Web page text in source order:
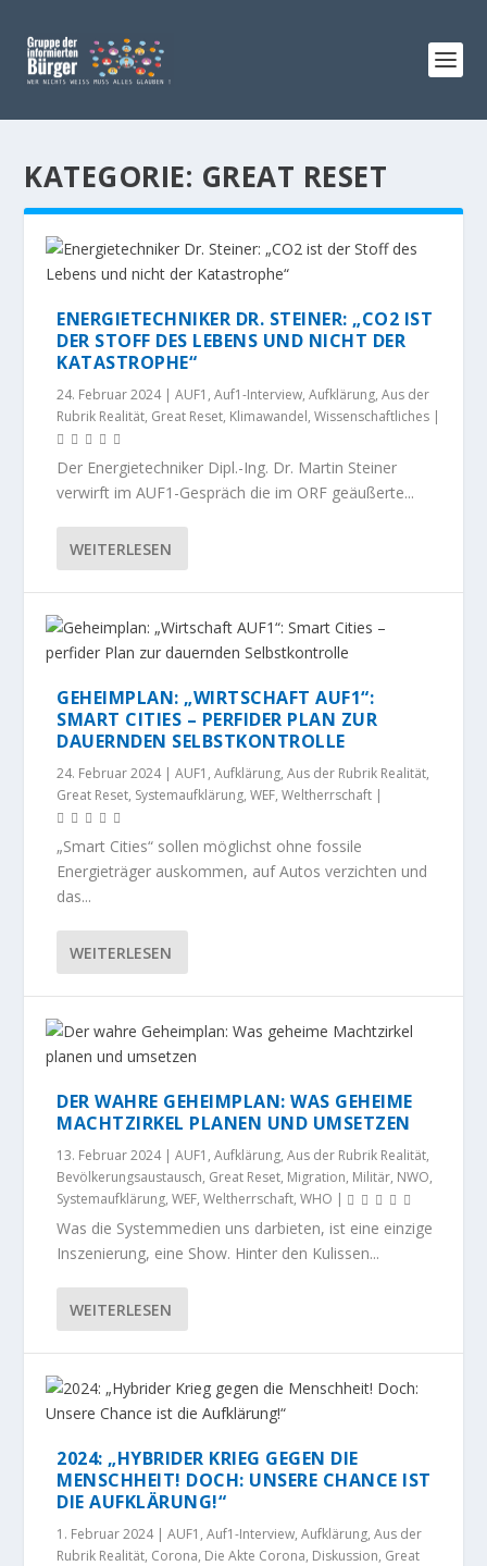
KATEGORIE: GREAT RESET
ENERGIETECHNIKER DR. STEINER: „CO2 IST
DER STOFF DES LEBENS UND NICHT DER
KATASTROPHE“
24. Februar 2024|AUF1 ,Auf1-Interview,Aufklärung,Aus der
Rubrik Realität, Great Reset, Klimawandel,Wissenschaftliches |
Der Energietechniker Dipl.-Ing. Dr. Martin Steiner
verwirft im AUF1-Gespräch die im ORF geäußerte...
WEITERLESEN
GEHEIMPLAN: „WIRTSCHAFT AUF1“:
SMART CITIES – PERFIDER PLAN ZUR
DAUERNDEN SELBSTKONTROLLE
24. Februar 2024|AUF1 ,Aufklärung,Aus der Rubrik Realität,
Great Reset, Systemaufklärung,WEF,Weltherrschaft |
„Smart Cities“ sollen möglichst ohne fossile
Energieträger auskommen, auf Autos verzichten und
das...
WEITERLESEN
DER WAHRE GEHEIMPLAN: WAS GEHEIME
MACHTZIRKEL PLANEN UND UMSETZEN
13. Februar 2024|AUF1 ,Aufklärung,Aus der Rubrik Realität,
Bevölkerungsaustausch, Great Reset, Migration, Militär, NWO,
Systemaufklärung,WEF,Weltherrschaft,WHO |
Was die Systemmedien uns darbieten, ist eine einzige
Inszenierung, eine Show. Hinter den Kulissen...
WEITERLESEN
2024: „HYBRIDER KRIEG GEGEN DIE
MENSCHHEIT! DOCH: UNSERE CHANCE IST
DIE AUFKLÄRUNG!“
1. Februar 2024|AUF1 ,Auf1-Interview,Aufklärung,Aus der
Rubrik Realität, Corona, Die Akte Corona, Diskussion, Great